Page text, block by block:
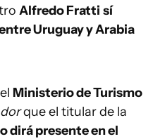
Alfredo Fratti sí
Uruguay y Arabia
Ministerio de Turismo
que el titular de la
dirá presente en el